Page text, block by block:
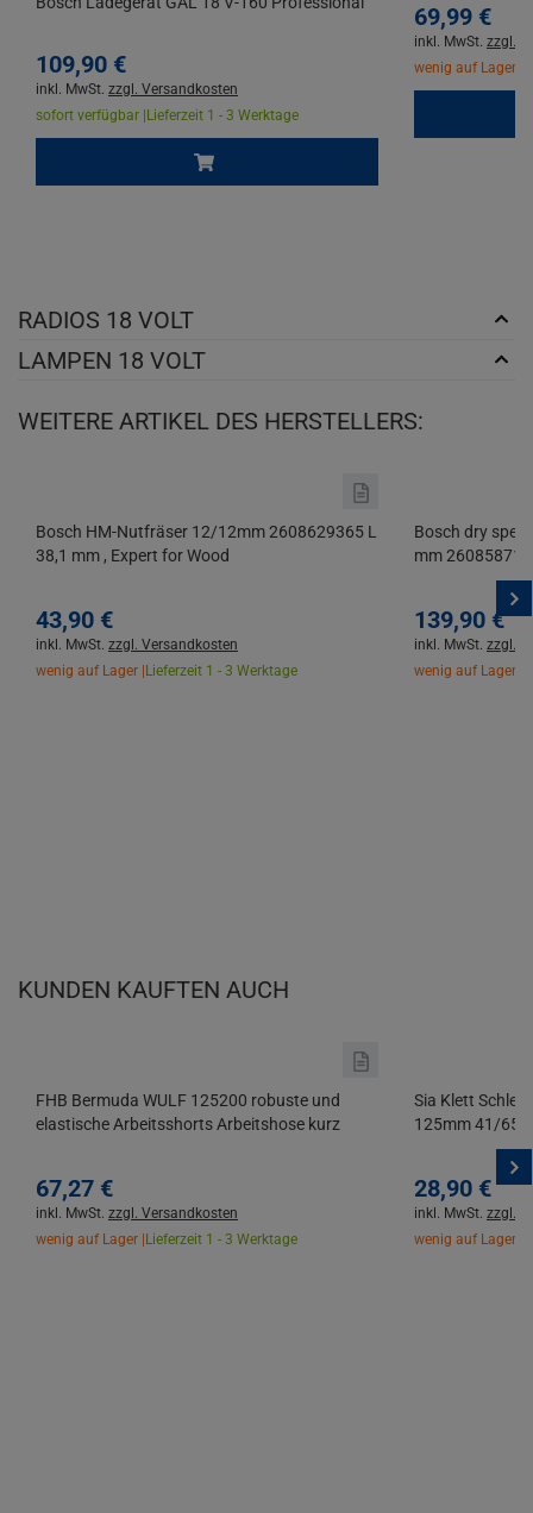
109,90 €
inkl. MwSt. zzgl. Versandkosten
sofort verfügbar | Lieferzeit 1 - 3 Werktage
69,99 €
inkl. MwSt. zzgl.
wenig auf Lager |
RADIOS 18 VOLT
LAMPEN 18 VOLT
WEITERE ARTIKEL DES HERSTELLERS:
Bosch HM-Nutfräser 12/12mm 2608629365 L
38,1 mm , Expert for Wood
43,90 €
inkl. MwSt. zzgl. Versandkosten
wenig auf Lager | Lieferzeit 1 - 3 Werktage
Bosch dry
mm
139,90 €
inkl. MwSt. zzgl.
wenig auf Lager |
KUNDEN KAUFTEN AUCH
FHB Bermuda WULF 125200 robuste und
elastische Arbeitsshorts Arbeitshose kurz
67,27 €
inkl. MwSt. zzgl. Versandkosten
wenig auf Lager | Lieferzeit 1 - 3 Werktage
Sia Klett
125mm 41/65
28,90 €
inkl. MwSt. zzgl.
wenig auf Lager |